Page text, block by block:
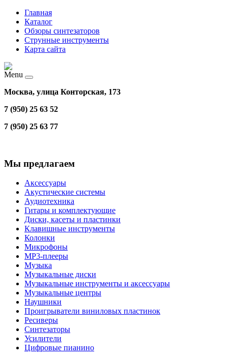
Главная
Каталог
Обзоры синтезаторов
Струнные инструменты
Карта сайта
Menu
Москва, улица Конторская, 173
7 (950) 25 63 52
7 (950) 25 63 77
Мы предлагаем
Аксессуары
Акустические системы
Аудиотехника
Гитары и комплектующие
Диски, касеты и пластинки
Клавишные инструменты
Колонки
Микрофоны
МР3-плееры
Музыка
Музыкальные диски
Музыкальные инструменты и аксессуары
Музыкальные центры
Наушники
Проигрыватели виниловых пластинок
Ресиверы
Синтезаторы
Усилители
Цифровые пианино